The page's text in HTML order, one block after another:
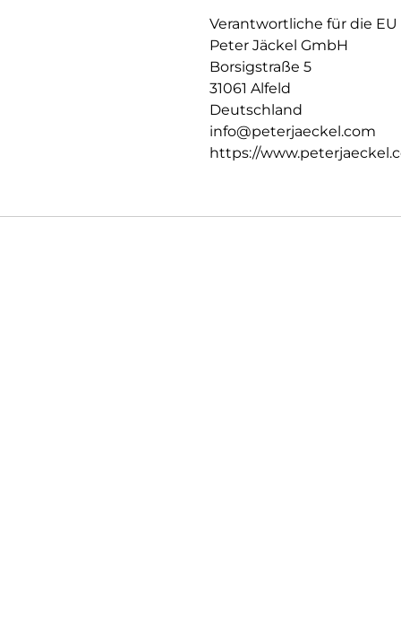
Verantwortliche für die EU
Peter Jäckel GmbH
Borsigstraße 5
31061 Alfeld
Deutschland
info@peterjaeckel.com
https://